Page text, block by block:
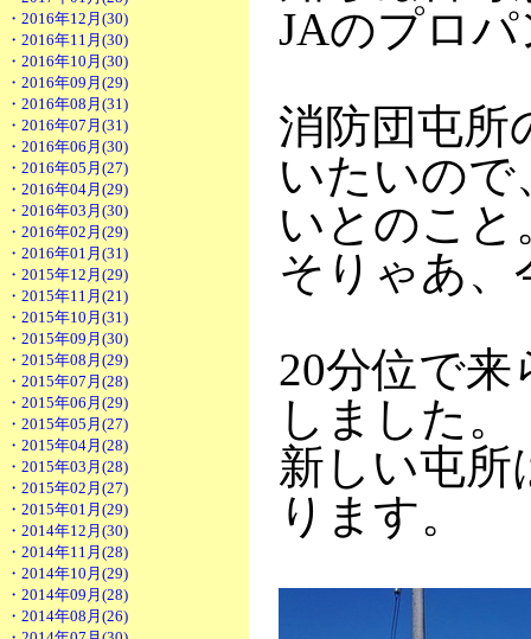
・2016年12月(30)
・2016年11月(30)
・2016年10月(30)
・2016年09月(29)
・2016年08月(31)
・2016年07月(31)
・2016年06月(30)
・2016年05月(27)
・2016年04月(29)
・2016年03月(30)
・2016年02月(29)
・2016年01月(31)
・2015年12月(29)
・2015年11月(21)
・2015年10月(31)
・2015年09月(30)
・2015年08月(29)
・2015年07月(28)
・2015年06月(29)
・2015年05月(27)
・2015年04月(28)
・2015年03月(28)
・2015年02月(27)
・2015年01月(29)
・2014年12月(30)
・2014年11月(28)
・2014年10月(29)
・2014年09月(28)
・2014年08月(26)
JAのプロ
消防団屯所
いたいので
いとのこと
そりゃあ、
20分位で
しました。
新しい屯所
ります。